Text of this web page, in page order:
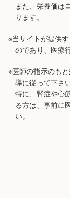
また、栄養価は
ります。
※当サイトが提供
のであり、医療
※医師の指示のも
導に従って下さい
特に、腎症や心
る方は、事前に
い。